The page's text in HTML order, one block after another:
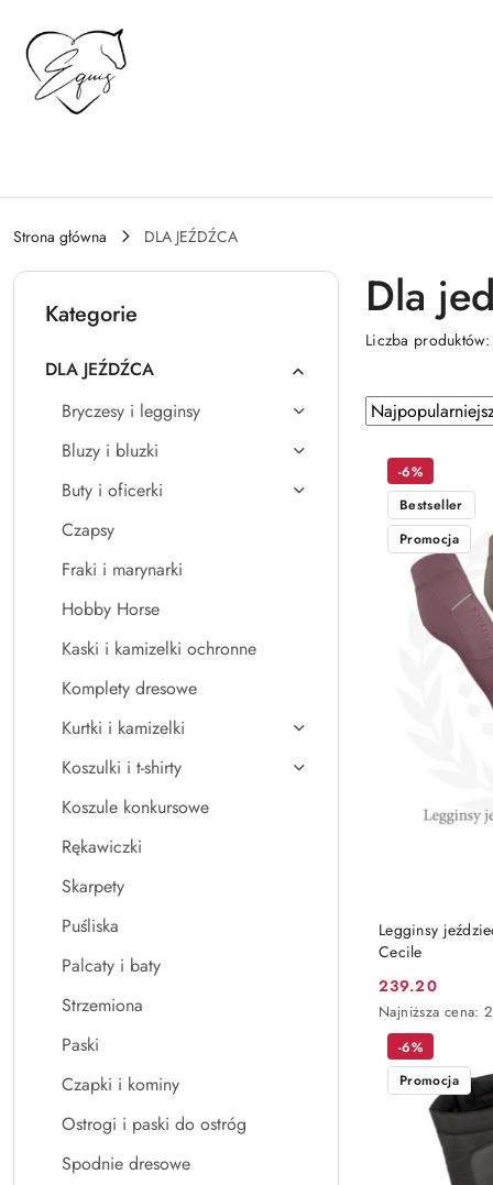
Przejdź do treści głównej
Przejdź do wyszukiwarki
Przejdź do moje konto
Przejdź do menu głównego
Przejdź do stopki
Strona główna DLA JEŹDŹCA
Kategorie
DLA JEŹDŹCA
Bryczesy i legginsy
Bluzy i bluzki
Buty i oficerki
Czapsy
Fraki i marynarki
Hobby Horse
Kaski i kamizelki ochronne
Komplety dresowe
Kurtki i kamizelki
Koszulki i t-shirty
Koszule konkursowe
Rękawiczki
Skarpety
Puśliska
Palcaty i baty
Strzemiona
Paski
Czapki i kominy
Ostrogi i paski do ostróg
Spodnie dresowe
Dla
Liczba
Zastosowano
sortowanie:
Najpopularniejsze.
Sortuj
według
Legginsy
Cecile
Cena
promocyjna:
239.20
Najniższa
cena
30
dni
Najniższa cena:
-6%
Bestseller
Promocja
-6%
Promocja